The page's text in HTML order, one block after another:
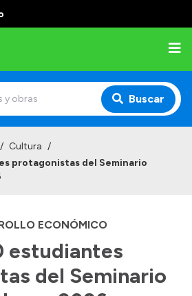
Buscar
/ Cultura /
protagonistas del Seminario
ECONÓMICO
estudiantes
del Seminario